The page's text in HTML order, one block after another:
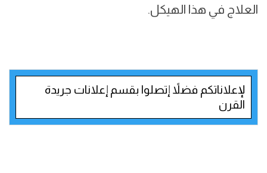
العلاج في هذا الهيكل.
لإعلاناتكم فضلاً إتصلوا بقسم إعلانات جريدة
القرن